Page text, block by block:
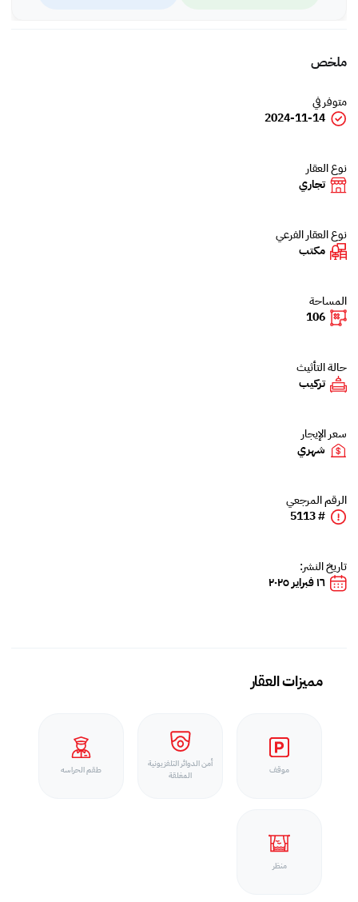
ملخص
متوفر في
2024-11-14
نوع العقار
تجاري
نوع العقار الفرعي
مكتب
المساحة
106
حالة التأثيث
تركيب
سعر الإيجار
شهري
الرقم المرجعي
# 5113
تاريخ النشر:
١٦ فبراير ٢٠٢٥
مميزات العقار
موقف
أمن الدوائر التلفزيونية
المغلقة
طقم الحراسه
منظر